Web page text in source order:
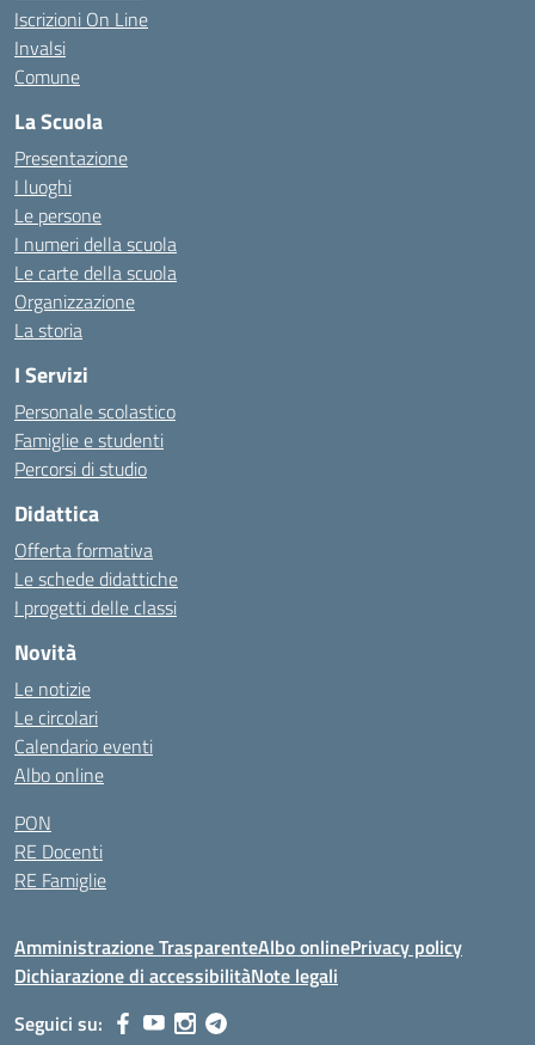
Iscrizioni On Line
Invalsi
Comune
La Scuola
Presentazione
I luoghi
Le persone
I numeri della scuola
Le carte della scuola
Organizzazione
La storia
I Servizi
Personale scolastico
Famiglie e studenti
Percorsi di studio
Didattica
Offerta formativa
Le schede didattiche
I progetti delle classi
Novità
Le notizie
Le circolari
Calendario eventi
Albo online
PON
RE Docenti
RE Famiglie
Amministrazione TrasparenteAlbo onlinePrivacy policy
Dichiarazione di accessibilitàNote legali
Seguici su: